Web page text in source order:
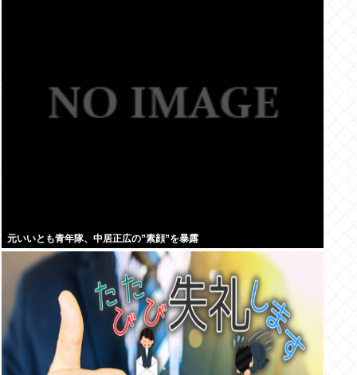
元いいとも青年隊、中居正広の”素顔”を暴露